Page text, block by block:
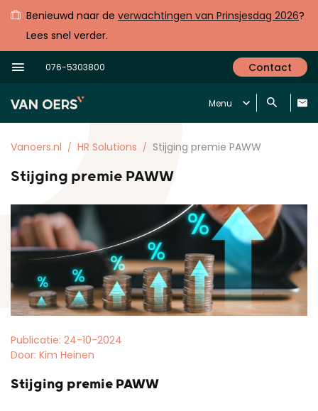
Benieuwd naar de verwachtingen van Prinsjesdag 2026?
Lees snel verder.
076-5303800 Contact
Menu
Vanoers.nl HR Solutions Stijging premie PAWW
Stijging premie PAWW
Publicatie: 24-10-2024
Door: Kim Heinen
Stijging premie PAWW